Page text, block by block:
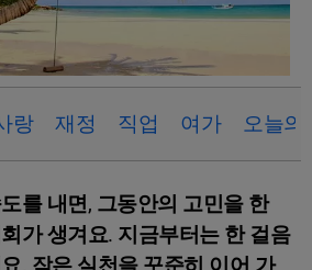
랑 재정 직업 여가 오늘의
를 내면, 그동안의 고민을 한
가 생겨요. 지금부터는 한 걸음